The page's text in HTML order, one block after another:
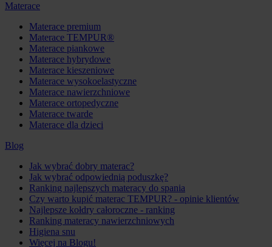
Materace
Materace premium
Materace TEMPUR®
Materace piankowe
Materace hybrydowe
Materace kieszeniowe
Materace wysokoelastyczne
Materace nawierzchniowe
Materace ortopedyczne
Materace twarde
Materace dla dzieci
Blog
Jak wybrać dobry materac?
Jak wybrać odpowiednią poduszkę?
Ranking najlepszych materacy do spania
Czy warto kupić materac TEMPUR? - opinie klientów
Najlepsze kołdry całoroczne - ranking
Ranking materacy nawierzchniowych
Higiena snu
Więcej na Blogu!